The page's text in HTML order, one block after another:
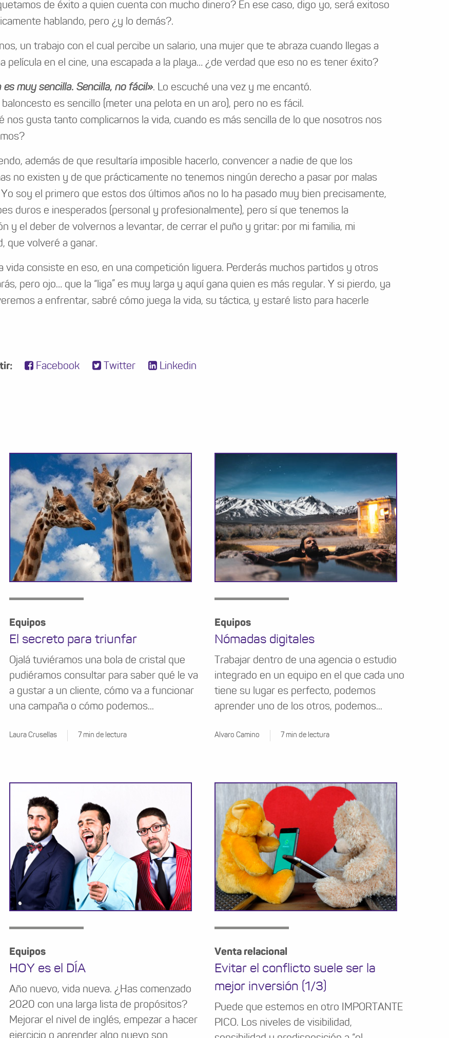
de éxito a quien cuenta con mucho dinero? En ese caso, digo yo, será exitoso
hablando, pero ¿y lo demás?.
un trabajo con el cual percibe un salario, una mujer que te abraza cuando llegas a
película en el cine, una escapada a la playa… ¿de verdad que eso no es tener éxito?
es muy sencilla. Sencilla, no fácil». Lo escuché una vez y me encantó.
es sencillo (meter una pelota en un aro), pero no es fácil.
nos gusta tanto complicarnos la vida, cuando es más sencilla de lo que nosotros nos
además de que resultaría imposible hacerlo, convencer a nadie de que los
no existen y de que prácticamente no tenemos ningún derecho a pasar por malas
soy el primero que estos dos últimos años no lo ha pasado muy bien precisamente,
duros e inesperados (personal y profesionalmente), pero sí que tenemos la
y el deber de volvernos a levantar, de cerrar el puño y gritar: por mi familia, mi
que volveré a ganar.
vida consiste en eso, en una competición liguera. Perderás muchos partidos y otros
pero ojo… que la “liga” es muy larga y aquí gana quien es más regular. Y si pierdo, ya
a enfrentar, sabré cómo juega la vida, su táctica, y estaré listo para hacerle
Facebook Twitter Linkedin
Equipos
El secreto para triunfar
Ojalá tuviéramos una bola de cristal que
pudiéramos consultar para saber qué le va
a gustar a un cliente, cómo va a funcionar
una campaña o cómo podemos...
Laura Crusellas 7 min de lectura
Equipos
Nómadas digitales
Trabajar dentro de una agencia o estudio
integrado en un equipo en el que cada uno
tiene su lugar es perfecto, podemos
aprender uno de los otros, podemos...
Alvaro Camino 7 min de lectura
Equipos
HOY es el DÍA
Año nuevo, vida nueva. ¿Has comenzado
2020 con una larga lista de propósitos?
Mejorar el nivel de inglés, empezar a hacer
ejercicio o aprender algo nuevo son
Venta relacional
Evitar el conflicto suele ser la
mejor inversión (1/3)
Puede que estemos en otro IMPORTANTE
PICO. Los niveles de visibilidad,